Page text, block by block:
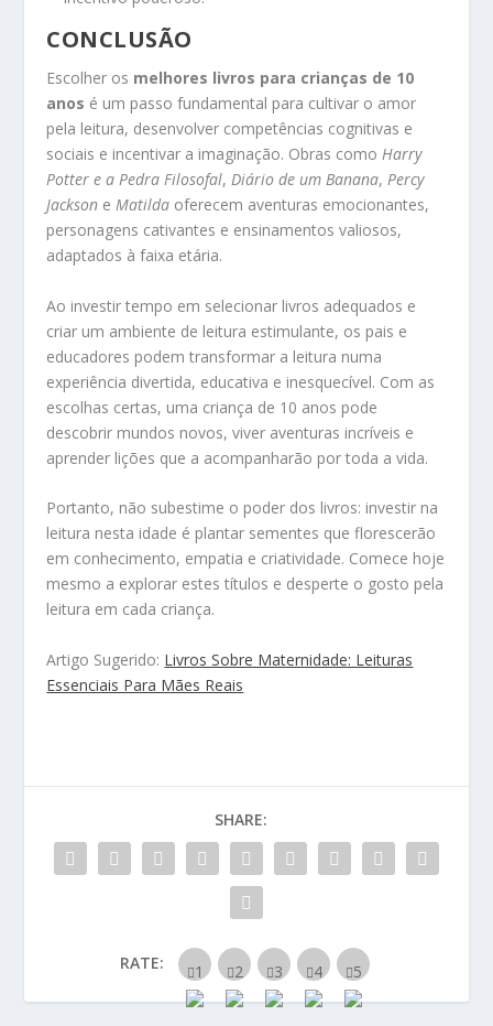
CONCLUSÃO
Escolher os melhores livros para crianças de 10
anos é um passo fundamental para cultivar o amor
pela leitura, desenvolver competências cognitivas e
sociais e incentivar a imaginação. Obras comoHarry
Potter e a Pedra Filosofal,Diário de um Banana,Percy
Jackson eMatilda oferecem aventuras emocionantes,
personagens cativantes e ensinamentos valiosos,
adaptados à faixa etária.
Ao investir tempo em selecionar livros adequados e
criar um ambiente de leitura estimulante, os pais e
educadores podem transformar a leitura numa
experiência divertida, educativa e inesquecível. Com as
escolhas certas, uma criança de 10 anos pode
descobrir mundos novos, viver aventuras incríveis e
aprender lições que a acompanharão por toda a vida.
Portanto, não subestime o poder dos livros: investir na
leitura nesta idade é plantar sementes que florescerão
em conhecimento, empatia e criatividade. Comece hoje
mesmo a explorar estes títulos e desperte o gosto pela
leitura em cada criança.
Artigo Sugerido: Livros Sobre Maternidade: Leituras
Essenciais Para Mães Reais
SHARE:
RATE: